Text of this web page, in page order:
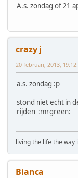
A.s. zondag of 21
crazy j
20 februari, 2013,
a.s. zondag :p
stond niet echt in
rijden :mrgreen:
living the life the way
Bianca